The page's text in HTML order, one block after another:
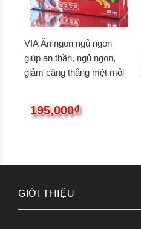
VIA Ăn ngon ngủ ngon
giúp an thần, ngủ ngon,
giảm căng thẳng mệt mỏi
195,000₫
GIỚI THIỆU